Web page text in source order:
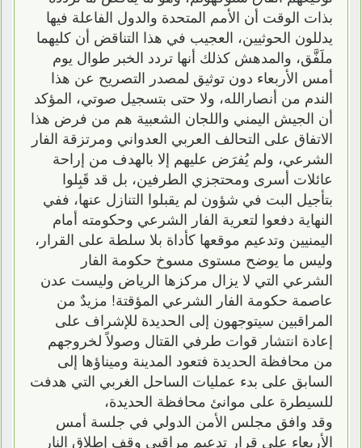
بذات الوقت أن الأمم المتحدة والدول الفاعلة فيها
يدللون الحوثيين، العجيب في هذا التناقض أن كليهما
ملَفَّق، والمدهش كذلك أنها تردد الخبر طوال يوم
أمس الأربعاء دون توثيق لمصدر التصريح عن هذا
الندم من أنصارالله، ولا حتى بتسجيل صوتي، المؤكد
أن الجيش اليمني واللجان الشعبية هم من فرض هذا
الاتفاق على التحالف العربي العدواني ومرتزقة الفار
الشرعي، ولم يُفرَض عليهم إلا بالهدف من إراحة
عائلات أسرى ومحتجزي الطرفين، بل قد قَبِلوا
بتأجيل البت في شؤون لم يقبلوا التنازل عنها، ففي
النهاية دفعوا لتعرية الفار الشرعي وحكومته أمام
اليمنيين وتدعيم موقعها كأداة بلا سلطة على القرار،
وليس ما يوضح مستوى مسوخ حكومة الفار
الشرعي التي لا يزال مركزها الرياض وليست عدن
عاصمة حكومة الفار الشرعي المؤقتة! مزيدٌ من
المراقبين سيتوجهون إلى الحديدة للإشراف على
إعادة انتشار قوات طرفي القتال وصولاً لخروجهم
من محافظة الحديدة فتعود المدينة وميناؤها إلى
السابق على بدء عمليات الساحل الغربي التي هدفت
للسيطرة على موانئ محافظة الحديدة،
وقد وافق مجلس الأمن الدولي في جلسة أمس
الأربعاء على قرار تدعيم مراقبي وقف إطلاق النار